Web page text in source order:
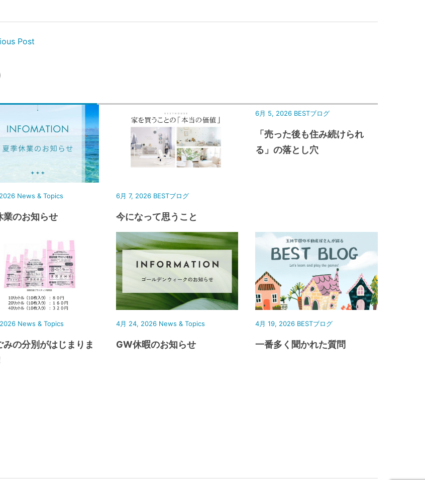
Post
News & Topics
業のお知らせ
6月 7, 2026 BESTブログ
今になって思うこと
6月 5, 2026 BESTブログ
「売った後も住み続けられ
る」の落とし穴
News & Topics
みの分別がはじまりま
4月 24, 2026 News & Topics
GW休暇のお知らせ
4月 19, 2026 BESTブログ
一番多く聞かれた質問